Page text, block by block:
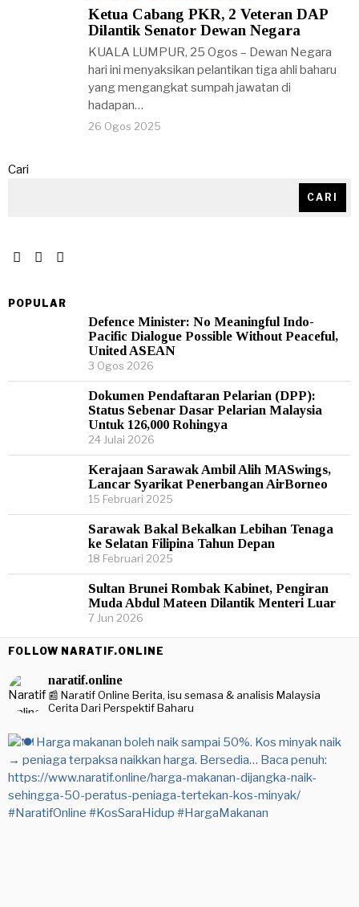
Ketua Cabang PKR, 2 Veteran DAP
Dilantik Senator Dewan Negara
KUALA LUMPUR, 25 Ogos – Dewan Negara
hari ini menyaksikan pelantikan tiga ahli baharu
yang mengangkat sumpah jawatan di
hadapan…
26 Ogos 2025
Cari
CARI
POPULAR
Defence Minister: No Meaningful Indo-
Pacific Dialogue Possible Without Peaceful,
United ASEAN
3 Ogos 2026
Dokumen Pendaftaran Pelarian (DPP):
Status Sebenar Dasar Pelarian Malaysia
Untuk 126,000 Rohingya
24 Julai 2026
Kerajaan Sarawak Ambil Alih MASwings,
Lancar Syarikat Penerbangan AirBorneo
15 Februari 2025
Sarawak Bakal Bekalkan Lebihan Tenaga
ke Selatan Filipina Tahun Depan
18 Februari 2025
Sultan Brunei Rombak Kabinet, Pengiran
Muda Abdul Mateen Dilantik Menteri Luar
7 Jun 2026
FOLLOW NARATIF.ONLINE
naratif.online
📰 Naratif Online Berita, isu semasa & analisis Malaysia
Cerita Dari Perspektif Baharu